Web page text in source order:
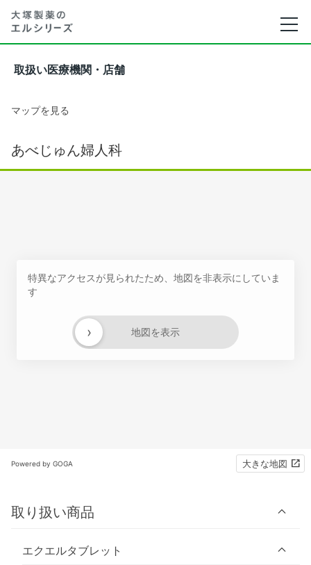
取扱い医療機関・店舗
マップを見る
あべじゅん婦人科
特異なアクセスが見られたため、地図を非表示にしていま
す
地図を表示
›
Powered by GOGA 大きな地図
取り扱い商品
エクエルタブレット